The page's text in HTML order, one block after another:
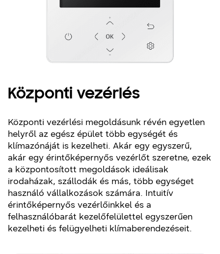
Központi vezérlés
Központi vezérlési megoldásunk révén egyetlen
helyről az egész épület több egységét és
klímazónáját is kezelheti. Akár egy egyszerű,
akár egy érintőképernyős vezérlőt szeretne, ezek
a központosított megoldások ideálisak
irodaházak, szállodák és más, több egységet
használó vállalkozások számára. Intuitív
érintőképernyős vezérlőinkkel és a
felhasználóbarát kezelőfelülettel egyszerűen
kezelheti és felügyelheti klímaberendezéseit.